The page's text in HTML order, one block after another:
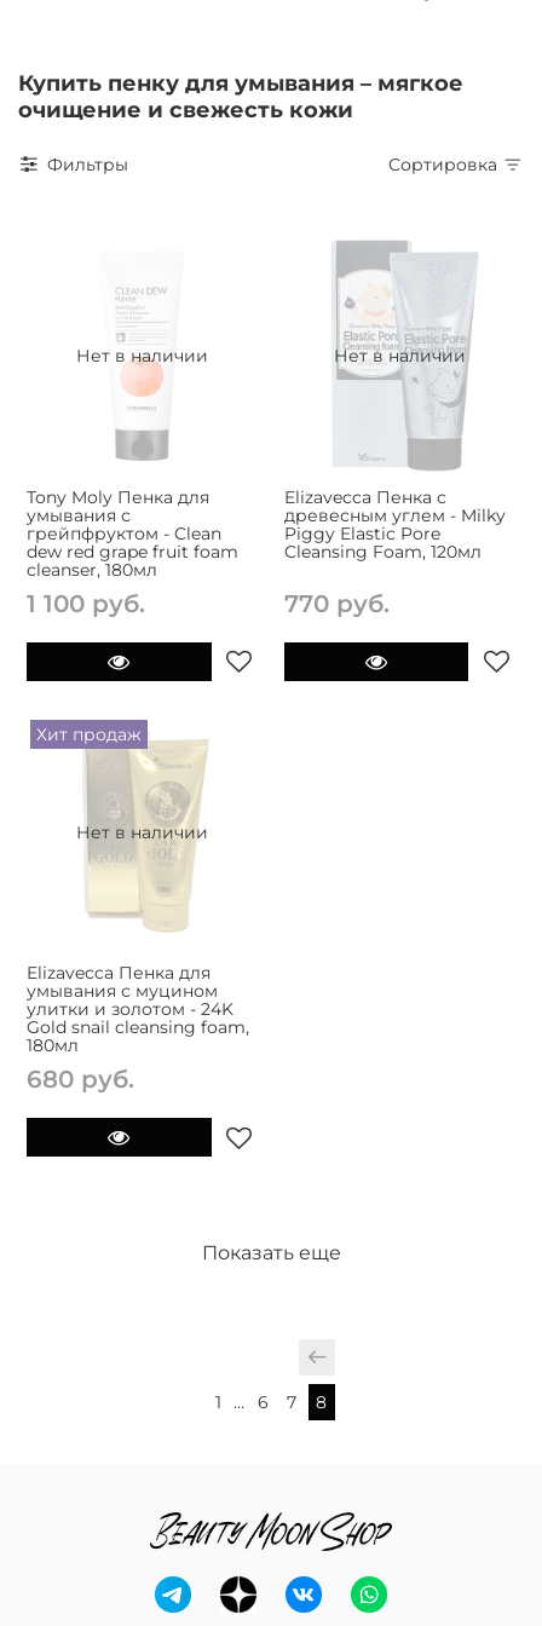
Купить пенку для умывания – мягкое
очищение и свежесть кожи
Фильтры Сортировка
Нет в наличии
Tony Moly Пенка для
умывания с
грейпфруктом - Clean
dew red grape fruit foam
cleanser, 180мл
1 100 руб.
Нет в наличии
Elizavecca Пенка с
древесным углем - Milky
Piggy Elastic Pore
Cleansing Foam, 120мл
770 руб.
Нет в наличии
Хит продаж
Elizavecca Пенка для
умывания с муцином
улитки и золотом - 24K
Gold snail cleansing foam,
180мл
680 руб.
Показать еще
1 … 6 7 8